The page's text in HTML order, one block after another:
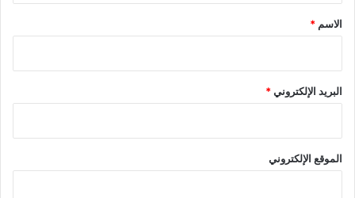
*
الاسم *
البريد الإلكتروني*
الموقع الإلكتروني